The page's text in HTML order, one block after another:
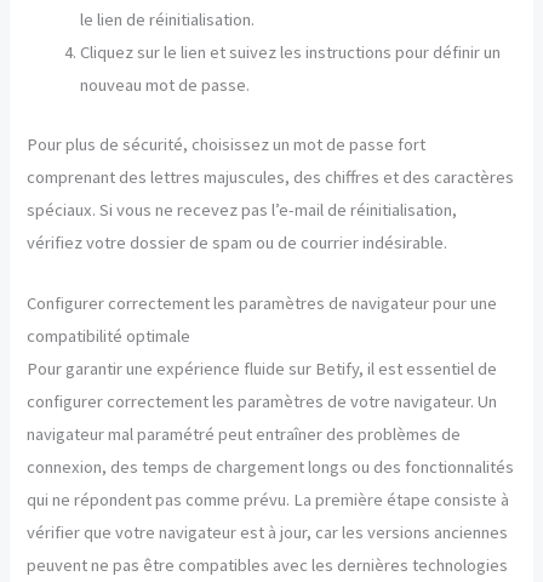
le lien de réinitialisation.
Cliquez sur le lien et suivez les instructions pour définir un
nouveau mot de passe.
Pour plus de sécurité, choisissez un mot de passe fort
comprenant des lettres majuscules, des chiffres et des caractères
spéciaux. Si vous ne recevez pas l’e-mail de réinitialisation,
vérifiez votre dossier de spam ou de courrier indésirable.
Configurer correctement les paramètres de navigateur pour une
compatibilité optimale
Pour garantir une expérience fluide sur Betify, il est essentiel de
configurer correctement les paramètres de votre navigateur. Un
navigateur mal paramétré peut entraîner des problèmes de
connexion, des temps de chargement longs ou des fonctionnalités
qui ne répondent pas comme prévu. La première étape consiste à
vérifier que votre navigateur est à jour, car les versions anciennes
peuvent ne pas être compatibles avec les dernières technologies